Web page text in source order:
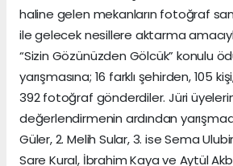
haline gelen mekanların fotoğraf
ile gelecek nesillere aktarma
“Sizin Gözünüzden Gölcük” konulu
yarışmasına; 16 farklı şehirden, 105
392 fotoğraf gönderdiler. Jüri
değerlendirmenin ardından
Güler, 2. Melih Sular, 3. ise Sema
Sare Kural, İbrahim Kaya ve Aytül